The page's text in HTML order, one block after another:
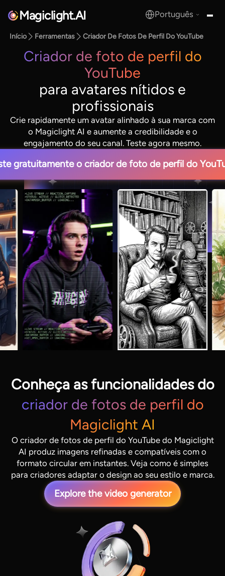
Magiclight.AI Português
Início Ferramentas Criador De Fotos De Perfil Do YouTube
Criador de foto de perfil do
YouTube
para avatares nítidos e
profissionais
Crie rapidamente um avatar alinhado à sua marca com
o Magiclight AI e aumente a credibilidade e o
engajamento do seu canal. Teste agora mesmo.
gratuitamente o criador de foto de perfil do
Conheça as funcionalidades do
criador de fotos de perfil do
Magiclight AI
O criador de fotos de perfil do YouTube do Magiclight
AI produz imagens refinadas e compatíveis com o
formato circular em instantes. Veja como é simples
para criadores adaptar o design ao seu estilo e marca.
Explore the video generator